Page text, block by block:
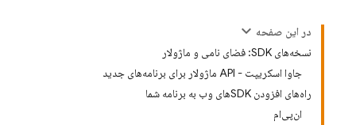
در این صفحه
نسخه‌های SDK: فضای نامی و ماژولار
جاوا اسکریپت - API ماژولار برای برنامه‌های جدید
راه‌های افزودن SDKهای وب به برنامه شما
ان‌پی‌ام